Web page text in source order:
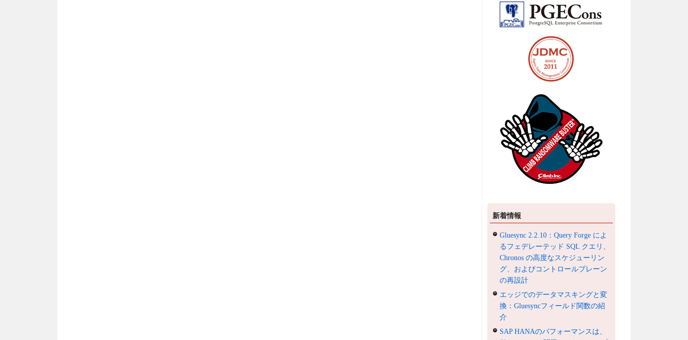
新着情報
Gluesync 2.2.10：Query Forge によ
るフェデレーテッド SQL クエリ、
Chronos の高度なスケジューリン
グ、およびコントロールプレーン
の再設計
エッジでのデータマスキングと変
換：Gluesyncフィールド関数の紹
介
SAP HANAのパフォーマンスは、